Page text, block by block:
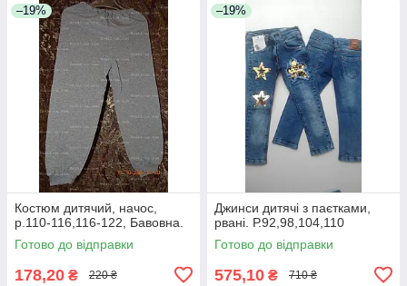
–19%
Костюм дитячий, начос,
р.110-116,116-122, Бавовна.
Готово до відправки
178,20 ₴ 220 ₴
–19%
Джинси дитячі з паєтками,
рвані. Р.92,98,104,110
Готово до відправки
575,10 ₴ 710 ₴